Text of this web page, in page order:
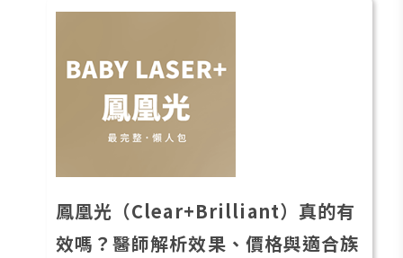
鳳凰光（Clear+Brilliant）真的有
效嗎？醫師解析效果、價格與適合族